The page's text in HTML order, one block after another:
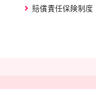
賠償責任保険制度